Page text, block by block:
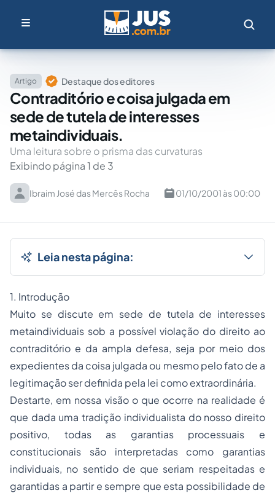
Artigo Destaque dos editores
Contraditório e coisa julgada em
sede de tutela de interesses
metaindividuais.
Uma leitura sobre o prisma das curvaturas
Exibindo página 1 de 3
Ibraim José das Mercês Rocha 01/10/2001 às 00:00
Leia nesta página:
1. Introdução
Muito se discute em sede de tutela de interesses
metaindividuais sob a possível violação do direito ao
contraditório e da ampla defesa, seja por meio dos
expedientes da coisa julgada ou mesmo pelo fato de a
legitimação ser definida pela lei como extraordinária.
Destarte, em nossa visão o que ocorre na realidade é
que dada uma tradição individualista do nosso direito
positivo, todas as garantias processuais e
constitucionais são interpretadas como garantias
individuais, no sentido de que seriam respeitadas e
garantidas a partir e sempre que esta possibilidade de